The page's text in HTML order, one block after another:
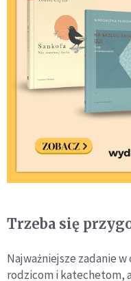
Trzeba się
Najważniejsze zadanie
rodzicom i katechetom,